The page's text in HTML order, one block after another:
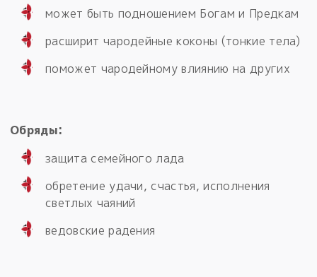
может быть подношением Богам и Предкам
расширит чародейные коконы (тонкие тела)
поможет чародейному влиянию на других
Обряды:
защита семейного лада
обретение удачи, счастья, исполнения
светлых чаяний
ведовские радения